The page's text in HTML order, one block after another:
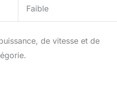
Faible
de vitesse et de